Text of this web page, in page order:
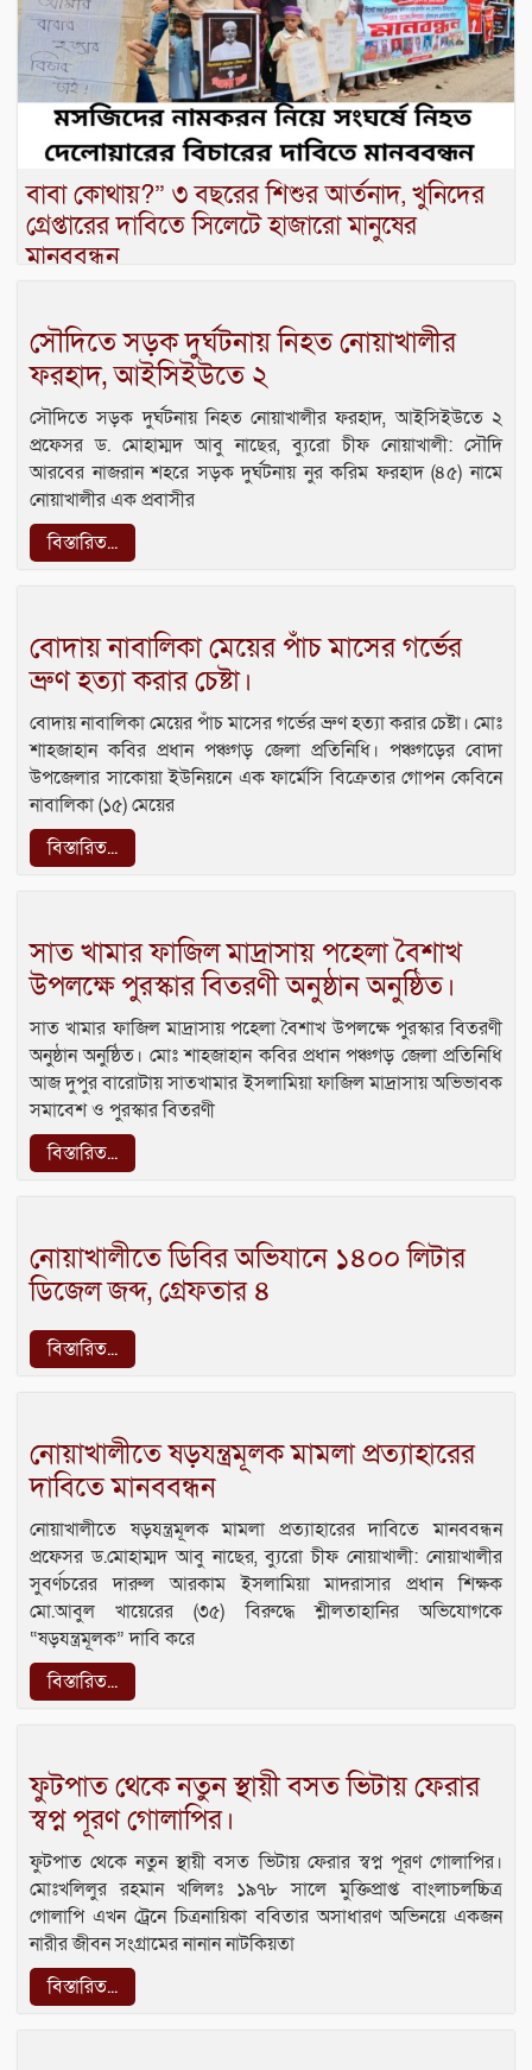
‎বাবা কোথায়?” ৩ বছরের শিশুর আর্তনাদ, খুনিদের
গ্রেপ্তারের দাবিতে সিলেটে হাজারো মানুষের
মানববন্ধন
সৌদিতে সড়ক দুর্ঘটনায় নিহত নোয়াখালীর
ফরহাদ, আইসিইউতে ২
সৌদিতে সড়ক দুর্ঘটনায় নিহত নোয়াখালীর ফরহাদ, আইসিইউতে ২
প্রফেসর ড. মোহাম্মদ আবু নাছের, ব্যুরো চীফ নোয়াখালী: সৌদি
আরবের নাজরান শহরে সড়ক দুর্ঘটনায় নুর করিম ফরহাদ (৪৫) নামে
নোয়াখালীর এক প্রবাসীর
বিস্তারিত...
বোদায় নাবালিকা মেয়ের পাঁচ মাসের গর্ভের
ভ্রুণ হত্যা করার চেষ্টা।
বোদায় নাবালিকা মেয়ের পাঁচ মাসের গর্ভের ভ্রুণ হত্যা করার চেষ্টা। মোঃ
শাহজাহান কবির প্রধান পঞ্চগড় জেলা প্রতিনিধি। পঞ্চগড়ের বোদা
উপজেলার সাকোয়া ইউনিয়নে এক ফার্মেসি বিক্রেতার গোপন কেবিনে
নাবালিকা (১৫) মেয়ের
বিস্তারিত...
সাত খামার ফাজিল মাদ্রাসায় পহেলা বৈশাখ
উপলক্ষে পুরস্কার বিতরণী অনুষ্ঠান অনুষ্ঠিত।
সাত খামার ফাজিল মাদ্রাসায় পহেলা বৈশাখ উপলক্ষে পুরস্কার বিতরণী
অনুষ্ঠান অনুষ্ঠিত। মোঃ শাহজাহান কবির প্রধান পঞ্চগড় জেলা প্রতিনিধি
আজ দুপুর বারোটায় সাতখামার ইসলামিয়া ফাজিল মাদ্রাসায় অভিভাবক
সমাবেশ ও পুরস্কার বিতরণী
বিস্তারিত...
নোয়াখালীতে ডিবির অভিযানে ১৪০০ লিটার
ডিজেল জব্দ, গ্রেফতার ৪
বিস্তারিত...
নোয়াখালীতে ষড়যন্ত্রমূলক মামলা প্রত্যাহারের
দাবিতে মানববন্ধন
নোয়াখালীতে ষড়যন্ত্রমূলক মামলা প্রত্যাহারের দাবিতে মানববন্ধন
প্রফেসর ড.মোহাম্মদ আবু নাছের, ব্যুরো চীফ নোয়াখালী: নোয়াখালীর
সুবর্ণচরের দারুল আরকাম ইসলামিয়া মাদরাসার প্রধান শিক্ষক
মো.আবুল খায়েরের (৩৫) বিরুদ্ধে শ্লীলতাহানির অভিযোগকে
“ষড়যন্ত্রমূলক” দাবি করে
বিস্তারিত...
ফুটপাত থেকে নতুন স্থায়ী বসত ভিটায় ফেরার
স্বপ্ন পূরণ গোলাপির।
ফুটপাত থেকে নতুন স্থায়ী বসত ভিটায় ফেরার স্বপ্ন পূরণ গোলাপির।
মোঃখলিলুর রহমান খলিলঃ ১৯৭৮ সালে মুক্তিপ্রাপ্ত বাংলাচলচ্চিত্র
গোলাপি এখন ট্রেনে চিত্রনায়িকা ববিতার অসাধারণ অভিনয়ে একজন
নারীর জীবন সংগ্রামের নানান নাটকিয়তা
বিস্তারিত...